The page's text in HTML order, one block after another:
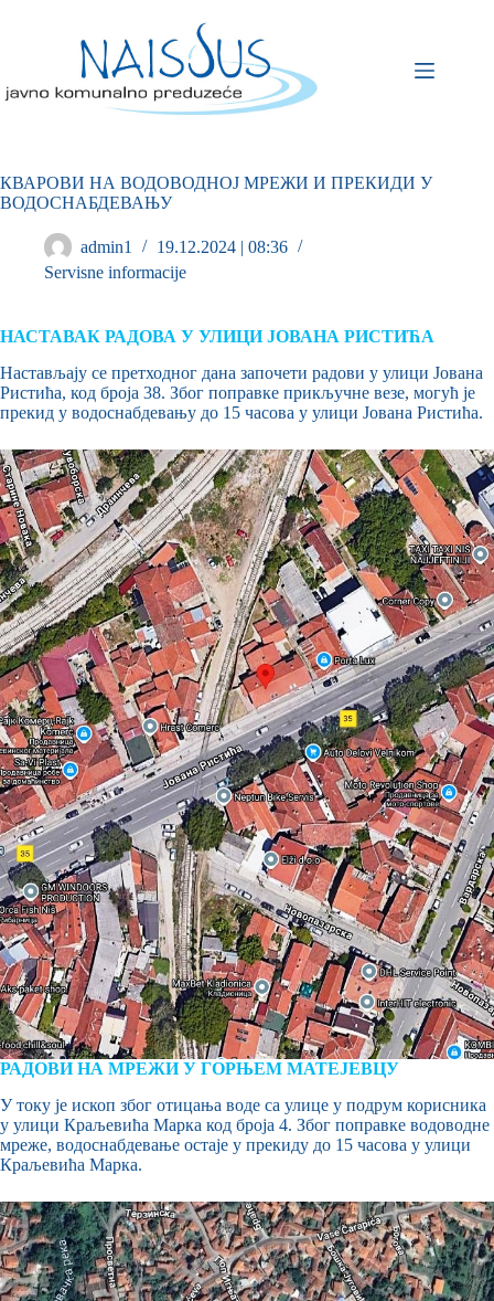
КВАРОВИ НА ВОДОВОДНОЈ МРЕЖИ И ПРЕКИДИ У
ВОДОСНАБДЕВАЊУ
admin1
19.12.2024 | 08:36
Servisne informacije
НАСТАВАК РАДОВА У УЛИЦИ ЈОВАНА РИСТИЋА
Настављају се претходног дана започети радови у улици Јована
Ристића, код броја 38. Због поправке прикључне везе, могућ је
прекид у водоснабдевању до 15 часова у улици Јована Ристића.
РАДОВИ НА МРЕЖИ У ГОРЊЕМ МАТЕЈЕВЦУ
У току је ископ због отицања воде са улице у подрум корисника
у улици Краљевића Марка код броја 4. Због поправке водоводне
мреже, водоснабдевање остаје у прекиду до 15 часова у улици
Краљевића Марка.